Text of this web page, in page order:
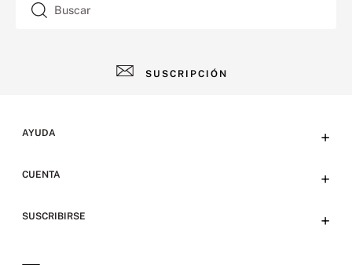
Buscar
SUSCRIPCIÓN
AYUDA +
Preguntas frecuentes
CUENTA +
SUSCRIBIRSE +